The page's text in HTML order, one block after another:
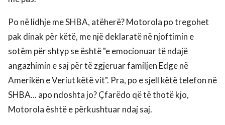
Po në lidhje me SHBA, atëherë? Motorola po tregohet
pak dinak për këtë, me një deklaratë në njoftimin e
sotëm për shtyp se është "e emocionuar të ndajë
angazhimin e saj për të zgjeruar familjen Edge në
Amerikën e Veriut këtë vit". Pra, po e sjell këtë telefon në
SHBA... apo ndoshta jo? Çfarëdo që të thotë kjo,
Motorola është e përkushtuar ndaj saj.